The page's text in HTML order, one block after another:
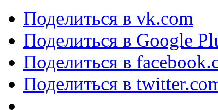
Поделиться в vk.com
Поделиться в Google
Поделиться в
Поделиться в